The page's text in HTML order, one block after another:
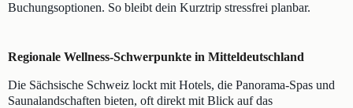
Buchungsoptionen. So bleibt dein Kurztrip stressfrei planbar.
Regionale Wellness-Schwerpunkte in Mitteldeutschland
Die Sächsische Schweiz lockt mit Hotels, die Panorama-Spas und
Saunalandschaften bieten, oft direkt mit Blick auf das